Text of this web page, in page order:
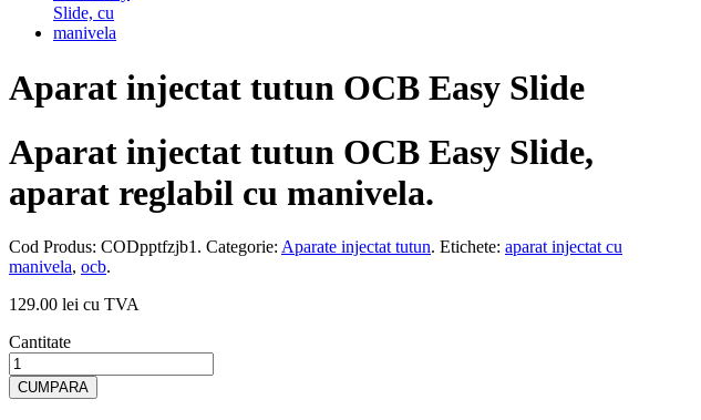
Aparat injectat tutun OCB Easy Slide
Aparat injectat tutun OCB Easy Slide,
aparat reglabil cu manivela.
Cod Produs: CODpptfzjb1 . Categorie: Aparate injectat tutun. Etichete: aparat injectat cu
manivela, ocb.
129.00 lei cu TVA
Cantitate
CUMPARA